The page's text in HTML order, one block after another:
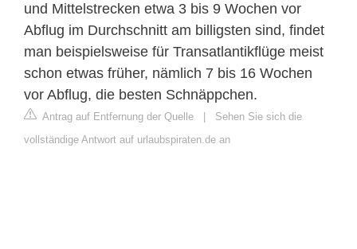
und Mittelstrecken etwa 3 bis 9 Wochen vor
Abflug im Durchschnitt am billigsten sind, findet
man beispielsweise für Transatlantikflüge meist
schon etwas früher, nämlich 7 bis 16 Wochen
vor Abflug, die besten Schnäppchen.
Antrag auf Entfernung der Quelle | Sehen Sie sich die
vollständige Antwort auf urlaubspiraten.de an